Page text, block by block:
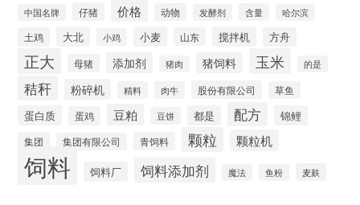
中国名牌 仔猪 价格 动物 发酵剂 含量 哈尔滨
土鸡 大北 小鸡 小麦 山东 搅拌机 方舟
正大 母猪 添加剂 猪肉 猪饲料 玉米 的是
秸秆 粉碎机 精料 肉牛 股份有限公司 草鱼
蛋白质 蛋鸡 豆粕 豆饼 都是 配方 锦鲤
集团 集团有限公司 青饲料 颗粒 颗粒机
饲料 饲料厂 饲料添加剂 魔法 鱼粉 麦麸